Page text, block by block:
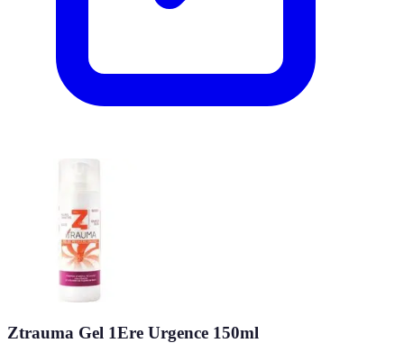
Ztrauma Gel 1Ere Urgence 150ml